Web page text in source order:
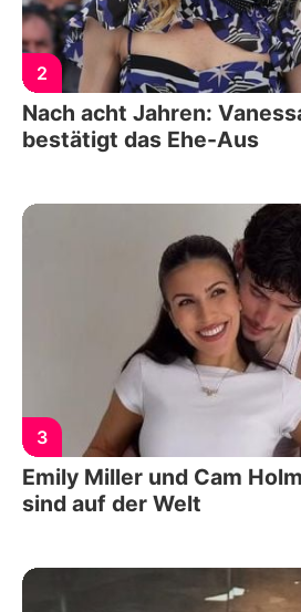
2
Nach acht Jahren:
bestätigt das Ehe-Aus
3
Emily Miller und Cam
sind auf der Welt